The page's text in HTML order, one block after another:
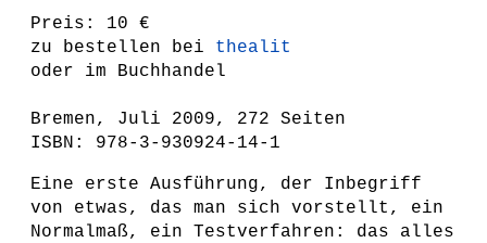
Preis: 10 €
zu bestellen bei thealit
oder im Buchhandel
Bremen, Juli 2009, 272 Seiten
ISBN: 978-3-930924-14-1
Eine erste Ausführung, der Inbegriff
von etwas, das man sich vorstellt, ein
Normalmaß, ein Testverfahren: das alles